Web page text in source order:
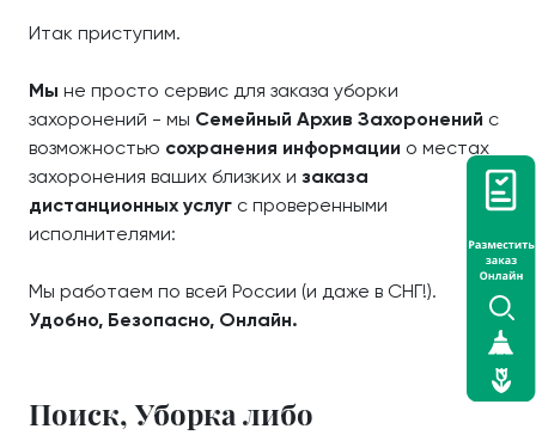
Итак приступим.
Мы не просто сервис для заказа уборки
захоронений - мы Семейный Архив Захоронений с
возможностью сохранения информации о местах
захоронения ваших близких и заказа
дистанционных услуг с проверенными
исполнителями:
Мы работаем по всей России (и даже в СНГ!).
Удобно, Безопасно, Онлайн.
Поиск, Уборка либо